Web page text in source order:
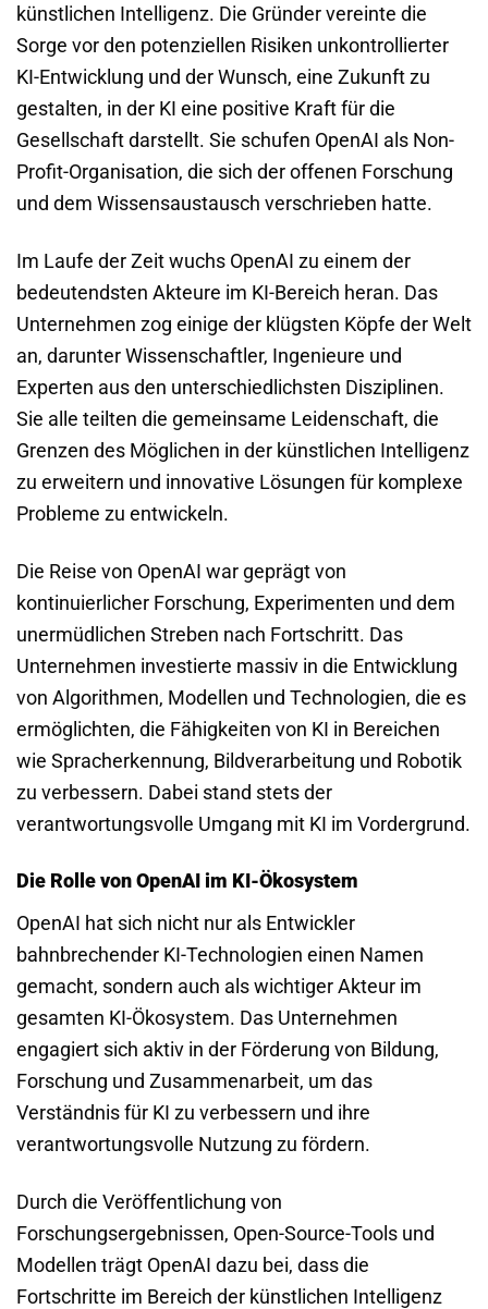
künstlichen Intelligenz. Die Gründer vereinte die
Sorge vor den potenziellen Risiken unkontrollierter
KI-Entwicklung und der Wunsch, eine Zukunft zu
gestalten, in der KI eine positive Kraft für die
Gesellschaft darstellt. Sie schufen OpenAI als Non-
Profit-Organisation, die sich der offenen Forschung
und dem Wissensaustausch verschrieben hatte.
Im Laufe der Zeit wuchs OpenAI zu einem der
bedeutendsten Akteure im KI-Bereich heran. Das
Unternehmen zog einige der klügsten Köpfe der Welt
an, darunter Wissenschaftler, Ingenieure und
Experten aus den unterschiedlichsten Disziplinen.
Sie alle teilten die gemeinsame Leidenschaft, die
Grenzen des Möglichen in der künstlichen Intelligenz
zu erweitern und innovative Lösungen für komplexe
Probleme zu entwickeln.
Die Reise von OpenAI war geprägt von
kontinuierlicher Forschung, Experimenten und dem
unermüdlichen Streben nach Fortschritt. Das
Unternehmen investierte massiv in die Entwicklung
von Algorithmen, Modellen und Technologien, die es
ermöglichten, die Fähigkeiten von KI in Bereichen
wie Spracherkennung, Bildverarbeitung und Robotik
zu verbessern. Dabei stand stets der
verantwortungsvolle Umgang mit KI im Vordergrund.
Die Rolle von OpenAI im KI-Ökosystem
OpenAI hat sich nicht nur als Entwickler
bahnbrechender KI-Technologien einen Namen
gemacht, sondern auch als wichtiger Akteur im
gesamten KI-Ökosystem. Das Unternehmen
engagiert sich aktiv in der Förderung von Bildung,
Forschung und Zusammenarbeit, um das
Verständnis für KI zu verbessern und ihre
verantwortungsvolle Nutzung zu fördern.
Durch die Veröffentlichung von
Forschungsergebnissen, Open-Source-Tools und
Modellen trägt OpenAI dazu bei, dass die
Fortschritte im Bereich der künstlichen Intelligenz